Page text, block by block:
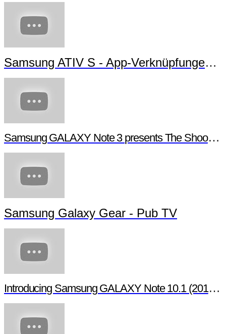
Samsung SMART TV : Reconnaissance Gestuelle
Barres de son Samsung avec SoundShare
Samsung ATIV S - App-Verknüpfungen erstellen
Samsung GALAXY Note 3 presents The Shoot - Behind the scenes